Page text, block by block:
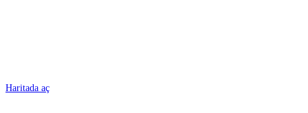
Haritada aç